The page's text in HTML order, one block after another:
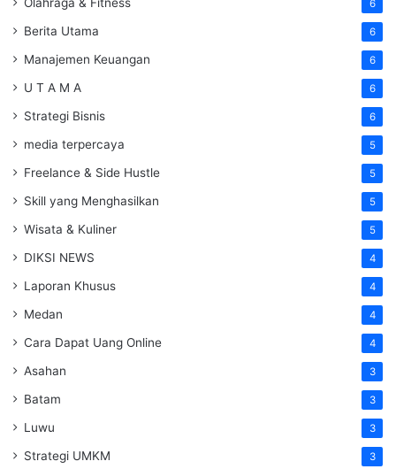
6
Berita Utama 6
Manajemen Keuangan 6
U T A M A 6
Strategi Bisnis 6
media terpercaya 5
Freelance & Side Hustle 5
Skill yang Menghasilkan 5
Wisata & Kuliner 5
DIKSI NEWS 4
Laporan Khusus 4
Medan 4
Cara Dapat Uang Online 4
Asahan 3
Batam 3
Luwu 3
Strategi UMKM 3